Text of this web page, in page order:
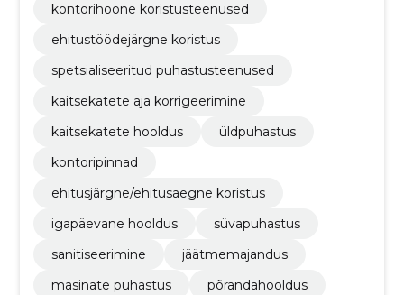
kontorihoone koristusteenused
ehitustöödejärgne koristus
spetsialiseeritud puhastusteenused
kaitsekatete aja korrigeerimine
kaitsekatete hooldus
üldpuhastus
kontoripinnad
ehitusjärgne/ehitusaegne koristus
igapäevane hooldus
süvapuhastus
sanitiseerimine
jäätmemajandus
masinate puhastus
põrandahooldus